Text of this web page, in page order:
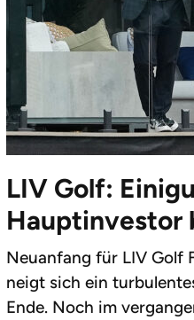
LIV Golf:
Hauptinvestor
Neuanfang für LIV Golf
neigt sich ein
Ende. Noch im